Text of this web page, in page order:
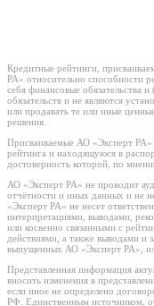
Кредитные рейтинги,
РА» относительно способности
себя финансовые обязательства
обязательств и не являются
или продавать те или иные
решения.
Присваиваемые АО «Эксперт
рейтинга и находящуюся в
достоверность которой, по
АО «Эксперт РА» не проводит
отчётности и иных данных и не
«Эксперт РА» не несет
интерпретациями, выводами,
или косвенно связанными с
действиями, а также выводами и
выпущенных АО «Эксперт РА»,
Представленная информация
вносить изменения в
если иное не определено
РФ. Единственным источником,